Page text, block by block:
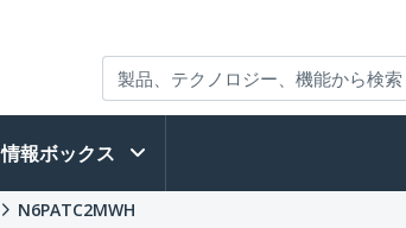
情報ボックス
N6PATC2MWH